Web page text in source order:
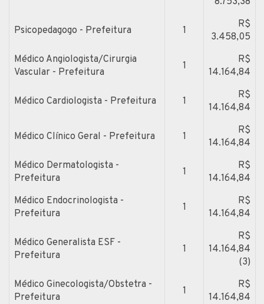
Psicopedagogo - Prefeitura 1
R$
3.458,05
Médico Angiologista/Cirurgia
Vascular - Prefeitura
1
R$
14.164,84
Médico Cardiologista - Prefeitura 1
R$
14.164,84
Médico Clínico Geral - Prefeitura 1
R$
14.164,84
Médico Dermatologista -
Prefeitura
1
R$
14.164,84
Médico Endocrinologista -
Prefeitura
1
R$
14.164,84
Médico Generalista ESF -
Prefeitura
1
R$
14.164,84
(3)
Médico Ginecologista/Obstetra -
Prefeitura
1
R$
14.164,84